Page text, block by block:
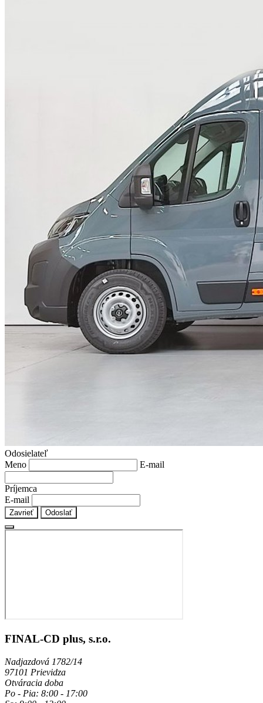
Odosielateľ
Meno
E-mail
Príjemca
E-mail
Zavrieť Odoslať
FINAL-CD plus, s.r.o.
Nadjazdová 1782/14
97101 Prievidza
Otváracia doba
Po - Pia: 8:00 - 17:00